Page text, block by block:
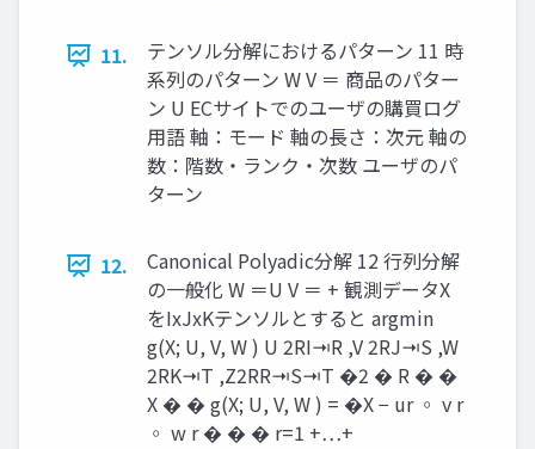
11.
テンソル分解におけるパターン 11 時
系列のパターン W V ＝ 商品のパター
ン U ECサイトでのユーザの購買ログ
用語 軸：モード 軸の長さ：次元 軸の
数：階数・ランク・次数 ユーザのパ
ターン
12.
Canonical Polyadic分解 12 行列分解
の一般化 W ＝U V ＝ + 観測データX
をIxJxKテンソルとすると argmin
g(X; U, V, W ) U 2RI⇥R ,V 2RJ⇥S ,W
2RK⇥T ,Z2RR⇥S⇥T �2 � R � �
X � � g(X; U, V, W ) = �X − ur ◦ v r
◦ w r � � � r=1 +…+